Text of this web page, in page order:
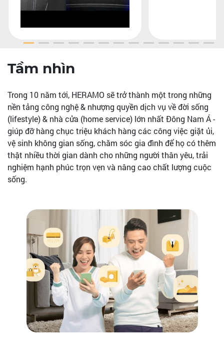
Tầm nhìn
Trong 10 năm tới, HERAMO sẽ trở thành một trong những
nền tảng công nghệ & nhượng quyền dịch vụ về đời sống
(lifestyle) & nhà cửa (home service) lớn nhất Đông Nam Á -
giúp đỡ hàng chục triệu khách hàng các công việc giặt ủi,
vệ sinh không gian sống, chăm sóc gia đình để họ có thêm
thật nhiều thời gian dành cho những người thân yêu, trải
nghiệm hạnh phúc trọn vẹn và nâng cao chất lượng cuộc
sống.